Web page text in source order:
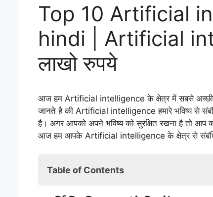
Top 10 Artificial
hindi | Artificial
लाखो रुपये
आज हम Artificial intelligence के क्षेत्र में सबसे अच्छी
जानते है की Artificial intelligence हमारे भविष्य से
है। अगर आपको अपने भविष्य को सुरक्षित रखना है तो
आज हम आपके Artificial intelligence के क्षेत्र से
Table of Contents